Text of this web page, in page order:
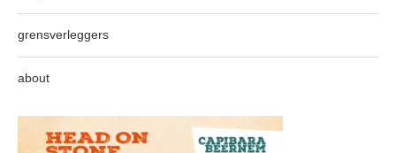
grensverleggers
about